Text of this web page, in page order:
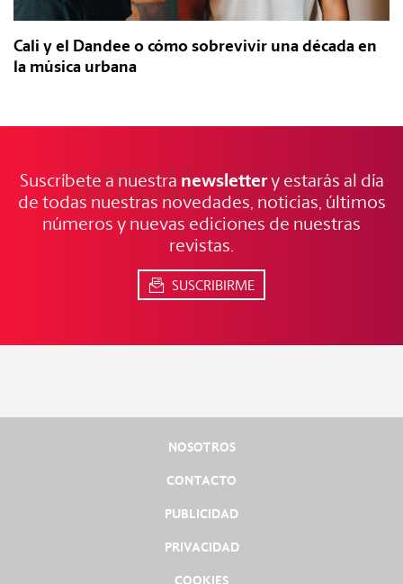
Cali y el Dandee o cómo sobrevivir una década en
la música urbana
NOTICIAS FRESCAS
Suscríbete a nuestra newslettery estarás al día
de todas nuestras novedades, noticias, últimos
números y nuevas ediciones de nuestras
revistas.
SUSCRIBIRME
NOSOTROS
CONTACTO
PUBLICIDAD
PRIVACIDAD
COOKIES